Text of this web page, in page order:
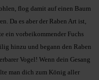
flog damit auf einen Baum
Da es aber der Raben Art ist,
ein vorbeikommender Fuchs
hinzu und begann den Raben
Vogel! Wenn dein Gesang
man dich zum König aller